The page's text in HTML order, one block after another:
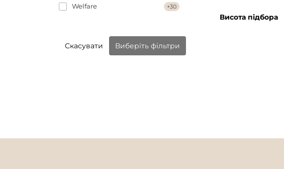
Welfare +30
Скасувати Виберіть фільтри
Висота підбора